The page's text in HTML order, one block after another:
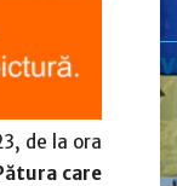
de la ora
care